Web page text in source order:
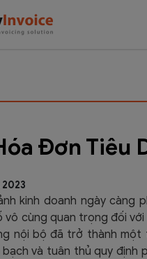
Đơn Tiêu
2023
kinh doanh ngày càng
vô cùng quan trọng đối
nội bộ đã trở thành một
và tuân thủ quy định